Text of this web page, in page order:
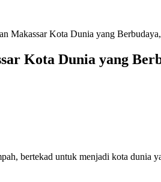
Makassar Kota Dunia yang
Kota Dunia yang
bertekad untuk menjadi kota dunia